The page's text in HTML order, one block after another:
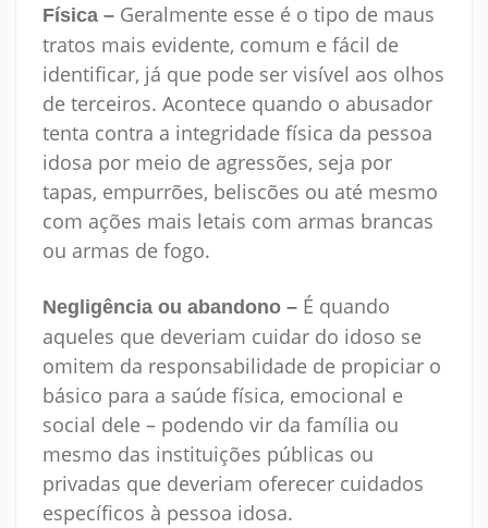
Física – Geralmente esse é o tipo de maus
tratos mais evidente, comum e fácil de
identificar, já que pode ser visível aos olhos
de terceiros. Acontece quando o abusador
tenta contra a integridade física da pessoa
idosa por meio de agressões, seja por
tapas, empurrões, beliscões ou até mesmo
com ações mais letais com armas brancas
ou armas de fogo.
Negligência ou abandono – É quando
aqueles que deveriam cuidar do idoso se
omitem da responsabilidade de propiciar o
básico para a saúde física, emocional e
social dele – podendo vir da família ou
mesmo das instituições públicas ou
privadas que deveriam oferecer cuidados
específicos à pessoa idosa.